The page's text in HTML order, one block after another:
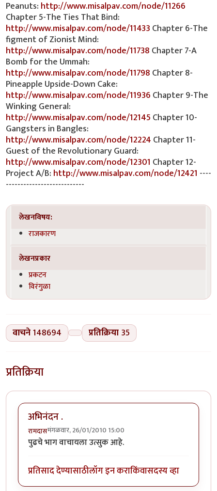
Peanuts:http://www.misalpav.com/node/11266
Chapter 5-The Ties That Bind:
http://www.misalpav.com/node/11433Chapter 6-The
figment of Zionist Mind:
http://www.misalpav.com/node/11738Chapter 7-A
Bomb for the Ummah:
http://www.misalpav.com/node/11798Chapter 8-
Pineapple Upside-Down Cake:
http://www.misalpav.com/node/11936Chapter 9-The
Winking General:
http://www.misalpav.com/node/12145Chapter 10-
Gangsters in Bangles:
http://www.misalpav.com/node/12224Chapter 11-
Guest of the Revolutionary Guard:
http://www.misalpav.com/node/12301 Chapter 12-
Project A/B:http://www.misalpav.com/node/12421 ----
---------------------------
लेखनविषय:
राजकारण
लेखनप्रकार
प्रकटन
विरंगुळा
वाचने148694 प्रतिक्रिया 35
प्रतिक्रिया
अभिनंदन .
रामदासमंगळवार, 26/01/2010 15:00
पुढचे भाग वाचायला उत्सुक आहे.
प्रतिसाद देण्यासाठीलॉग इन कराकिंवासदस्य व्हा